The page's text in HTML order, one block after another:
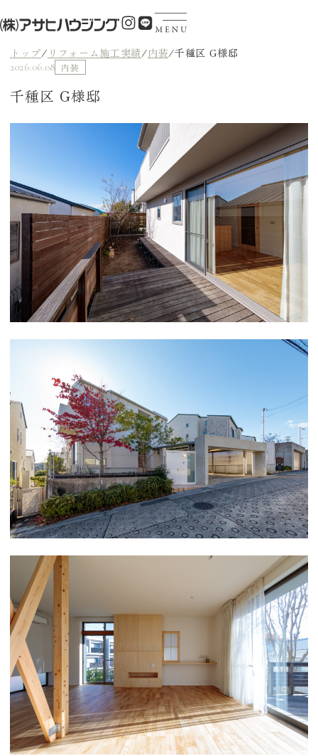
トップ/ リフォーム施工実績/内装/千種区 G様邸
2026.06.08 内装
千種区 G様邸